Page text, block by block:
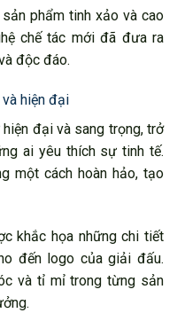
phẩm tinh xảo và cao
chế tác mới đã đưa ra
độc đáo.
hiện đại
đại và sang trọng, trở
ai yêu thích sự tinh tế.
một cách hoàn hảo, tạo
khắc họa những chi tiết
đến logo của giải đấu.
và tỉ mỉ trong từng sản